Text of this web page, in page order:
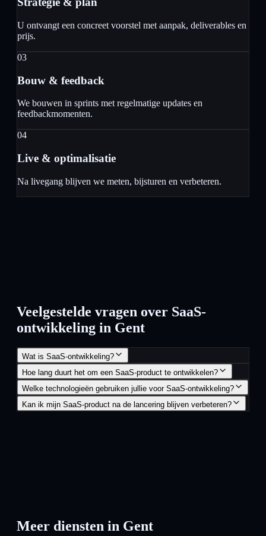
U ontvangt een concreet voorstel met aanpak, deliverables en
prijs.
03
Bouw & feedback
We bouwen in sprints met regelmatige updates en
feedbackmomenten.
04
Live & optimalisatie
Na livegang blijven we meten, bijsturen en verbeteren.
Veelgestelde vragen over SaaS-
ontwikkeling in Gent
Wat is SaaS-ontwikkeling?
Hoe lang duurt het om een SaaS-product te ontwikkelen?
Welke technologieën gebruiken jullie voor SaaS-ontwikkeling?
Kan ik mijn SaaS-product na de lancering blijven verbeteren?
Meer diensten in Gent